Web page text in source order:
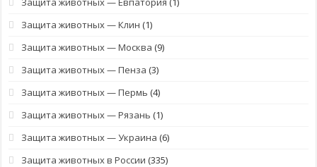
Защита животных — Клин (1)
Защита животных — Москва (9)
Защита животных — Пенза (3)
Защита животных — Пермь (4)
Защита животных — Рязань (1)
Защита животных — Украина (6)
Защита животных в России (335)